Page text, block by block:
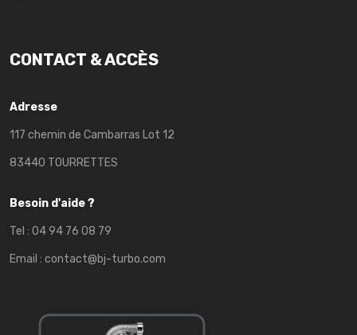
CONTACT & ACCÈS
Adresse
117 chemin de Cambarras Lot 12
83440 TOURRETTES
Besoin d'aide ?
Tel : 04 94 76 08 79
Email : contact@bj-turbo.com